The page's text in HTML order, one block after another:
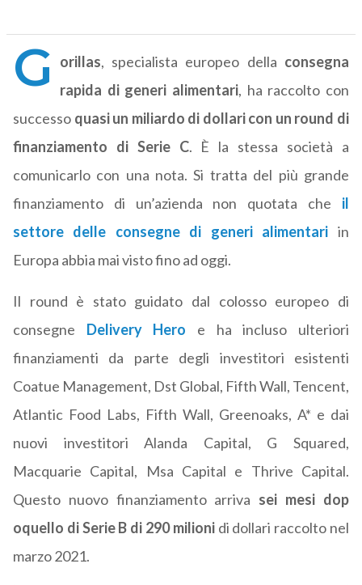
G orillas, specialista europeo della consegna
rapida di generi alimentari, ha raccolto con
successo quasi un miliardo di dollari con un round di
finanziamento di Serie C. È la stessa società a
comunicarlo con una nota. Si tratta del più grande
finanziamento di un’azienda non quotata che il
settore delle consegne di generi alimentari in
Europa abbia mai visto fino ad oggi.
Il round è stato guidato dal colosso europeo di
consegne Delivery Hero e ha incluso ulteriori
finanziamenti da parte degli investitori esistenti
Coatue Management, Dst Global, Fifth Wall, Tencent,
Atlantic Food Labs, Fifth Wall, Greenoaks, A* e dai
nuovi investitori Alanda Capital, G Squared,
Macquarie Capital, Msa Capital e Thrive Capital.
Questo nuovo finanziamento arriva sei mesi dop
oquello di Serie B di 290 milionidi dollari raccolto nel
marzo 2021.